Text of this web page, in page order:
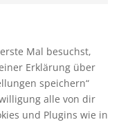
Mal besuchst,
Erklärung über
speichern“
alle von dir
und Plugins wie in